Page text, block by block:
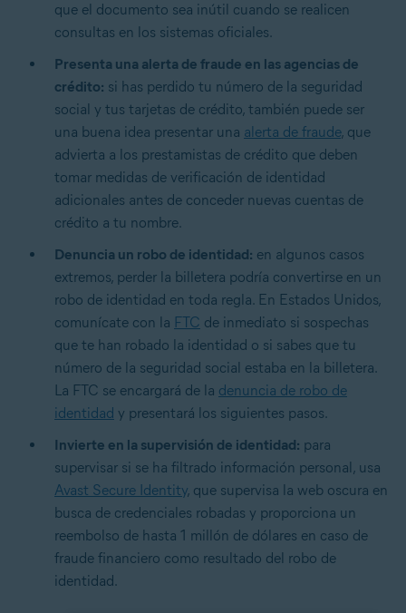
que el documento sea inútil cuando se realicen
consultas en los sistemas oficiales.
Presenta una alerta de fraude en las agencias de
crédito: si has perdido tu número de la seguridad
social y tus tarjetas de crédito, también puede ser
una buena idea presentar una alerta de fraude, que
advierta a los prestamistas de crédito que deben
tomar medidas de verificación de identidad
adicionales antes de conceder nuevas cuentas de
crédito a tu nombre.
Denuncia un robo de identidad: en algunos casos
extremos, perder la billetera podría convertirse en un
robo de identidad en toda regla. En Estados Unidos,
comunícate con la FTC de inmediato si sospechas
que te han robado la identidad o si sabes que tu
número de la seguridad social estaba en la billetera.
La FTC se encargará de la denuncia de robo de
identidad y presentará los siguientes pasos.
Invierte en la supervisión de identidad: para
supervisar si se ha filtrado información personal, usa
Avast Secure Identity, que supervisa la web oscura en
busca de credenciales robadas y proporciona un
reembolso de hasta 1 millón de dólares en caso de
fraude financiero como resultado del robo de
identidad.